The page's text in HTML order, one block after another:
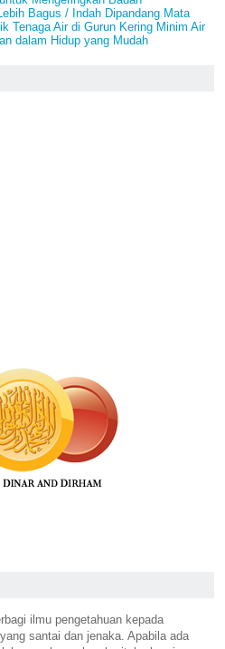
Bagus / Indah Dipandang Mata
Tenaga Air di Gurun Kering Minim Air
dalam Hidup yang Mudah
ilmu pengetahuan kepada
santai dan jenaka. Apabila ada